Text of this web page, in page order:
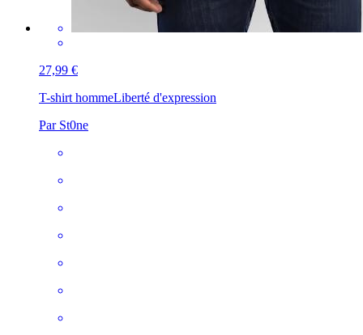
27,99 €
T-shirt hommeLiberté d'expression
Par St0ne